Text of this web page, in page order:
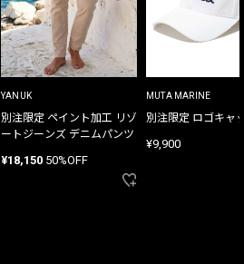
YANUK
別注限定 ペイント加工 リゾ
ートジーンズ デニムパンツ
¥18,150 50%OFF
MUTA MARINE
別注限定 ロゴキャ
¥9,900